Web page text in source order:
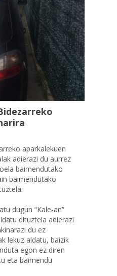
aparkalekuen
adierazi du aurrez
baimendutako
baimendutako
dugun “Kale-an”
dituztela adierazi
du ez
lekuz aldatu, baizik
egon ez diren
eta baimendu